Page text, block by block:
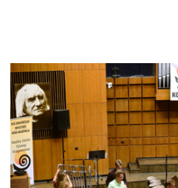
kínai turné Peking után